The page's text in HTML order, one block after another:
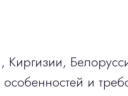
Киргизии,
и